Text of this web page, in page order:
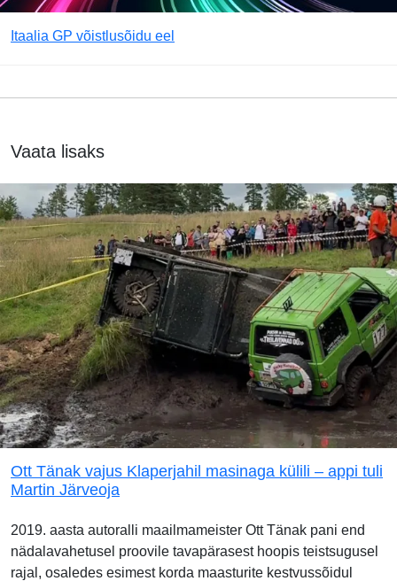
Itaalia GP võistlusõidu eel
Vaata lisaks
Ott Tänak vajus Klaperjahil masinaga külili – appi tuli
Martin Järveoja
2019. aasta autoralli maailmameister Ott Tänak pani end
nädalavahetusel proovile tavapärasest hoopis teistsugusel
rajal, osaledes esimest korda maasturite kestvussõidul